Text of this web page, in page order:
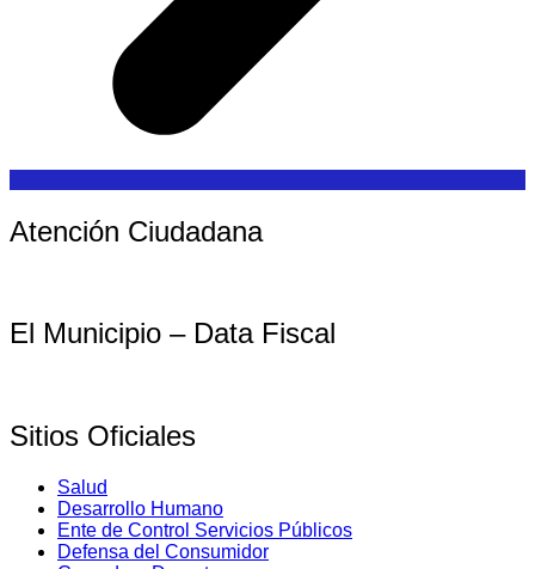
Atención Ciudadana
El Municipio – Data Fiscal
Sitios Oficiales
Salud
Desarrollo Humano
Ente de Control Servicios Públicos
Defensa del Consumidor